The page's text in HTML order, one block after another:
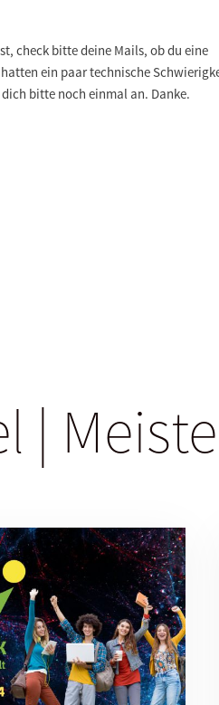
check bitte deine Mails, ob du eine
ein paar technische
bitte noch einmal an. Danke.
|